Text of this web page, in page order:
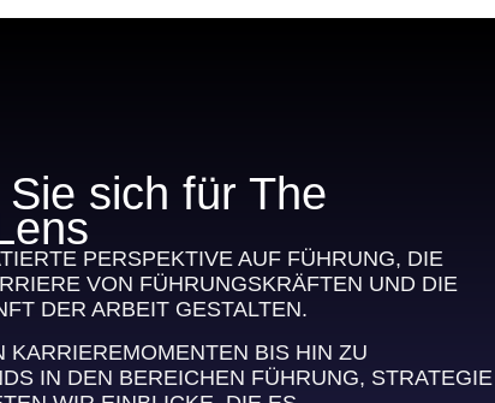
sich für The
PERSPEKTIVE AUF FÜHRUNG, DIE
VON FÜHRUNGSKRÄFTEN UND DIE
DER ARBEIT GESTALTEN.
KARRIEREMOMENTEN BIS HIN ZU
IN DEN BEREICHEN FÜHRUNG, STRATEGIE